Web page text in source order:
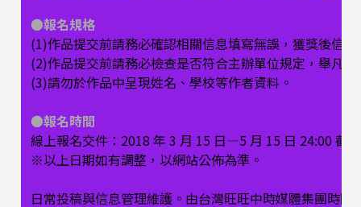
●報名規格
(1)作品提交前請務必確認相關信息填寫無誤，獲獎後信
(2)作品提交前請務必檢查是否符合主辦單位規定，舉凡
(3)請勿於作品中呈現姓名、學校等作者資料。
●報名時間
線上報名交件：2018 年 3 月 15 日—5 月 15 日 24:00 截
※以上日期如有調整，以網站公佈為準。
日常投稿與信息管理維護。由台灣旺旺中時媒體集團時